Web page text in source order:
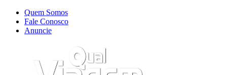
Quem Somos
Fale Conosco
Anuncie